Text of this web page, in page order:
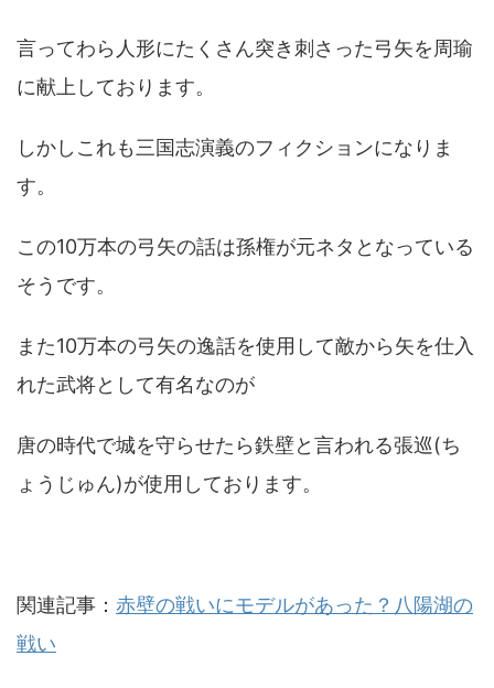
言ってわら人形にたくさん突き刺さった弓矢を周瑜
に献上しております。
しかしこれも三国志演義のフィクションになりま
す。
この10万本の弓矢の話は孫権が元ネタとなっている
そうです。
また10万本の弓矢の逸話を使用して敵から矢を仕入
れた武将として有名なのが
唐の時代で城を守らせたら鉄壁と言われる張巡(ち
ょうじゅん)が使用しております。
関連記事： 赤壁の戦いにモデルがあった？八陽湖の
戦い